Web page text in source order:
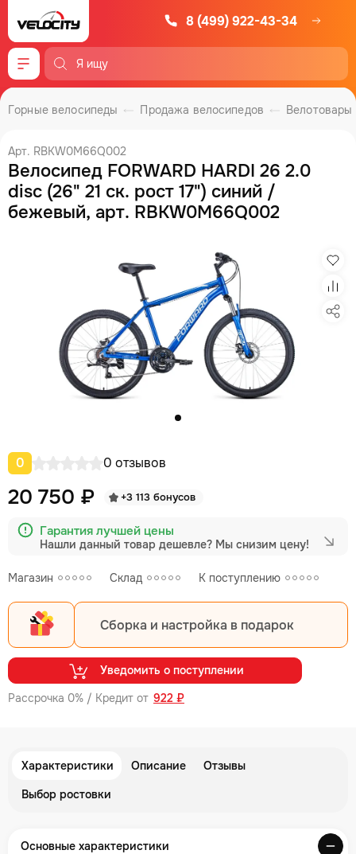
8 (499) 922-43-34
Меню
Велотовары
Продажа велосипедов
Горные велосипеды
Арт. RBKW0M66Q002
Велосипед FORWARD HARDI 26 2.0
disc (26" 21 ск. рост 17") синий /
бежевый, арт. RBKW0M66Q002
0 0 отзывов
Магазин Склад К поступлению
20 750 ₽ +3 113 бонусов
Гарантия лучшей цены
Нашли данный товар дешевле? Мы снизим цену!
Рассрочка 0% / Кредит от 922 ₽
Сборка и настройка в подарок
Уведомить о поступлении
Характеристики Описание
Отзывы
Выбор ростовки
Основные характеристики